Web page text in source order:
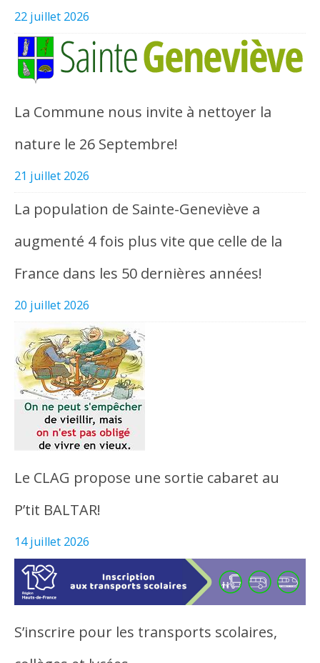
22 juillet 2026
La Commune nous invite à nettoyer la
nature le 26 Septembre!
21 juillet 2026
La population de Sainte-Geneviève a
augmenté 4 fois plus vite que celle de la
France dans les 50 dernières années!
20 juillet 2026
Le CLAG propose une sortie cabaret au
P’tit BALTAR!
14 juillet 2026
S’inscrire pour les transports scolaires,